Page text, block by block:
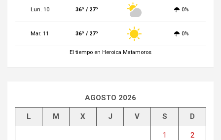
Lun. 10 36º / 27º 0%
Mar. 11 36º / 27º 0%
El tiempo en Heroica Matamoros
AGOSTO 2026
L M X J V S D
1 2